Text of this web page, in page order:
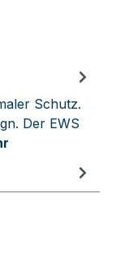
Schutz.
Der EWS